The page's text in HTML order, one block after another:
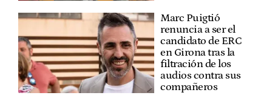
Marc Puigtió
renuncia a ser el
candidato de ERC
en Girona tras la
filtración de los
audios contra sus
compañeros